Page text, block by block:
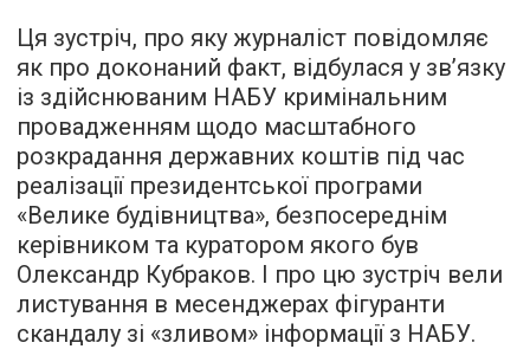
Ця зустріч, про яку журналіст повідомляє
як про доконаний факт, відбулася у зв’язку
із здійснюваним НАБУ кримінальним
провадженням щодо масштабного
розкрадання державних коштів під час
реалізації президентської програми
«Велике будівництва», безпосереднім
керівником та куратором якого був
Олександр Кубраков. І про цю зустріч вели
листування в месенджерах фігуранти
скандалу зі «зливом» інформації з НАБУ.